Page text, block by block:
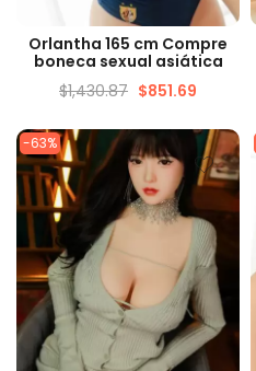
VISUALIZAÇÃO RÁPIDA
Orlantha 165 cm Compre
boneca sexual asiática
$1,430.87 $851.69
-63%